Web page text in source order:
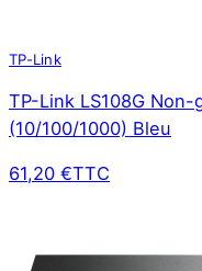
TP-Link
TP-Link LS108G
(10/100/1000) Bleu
61,20 €TTC